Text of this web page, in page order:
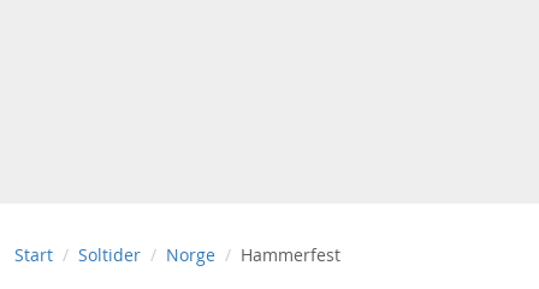
Start Soltider Norge Hammerfest